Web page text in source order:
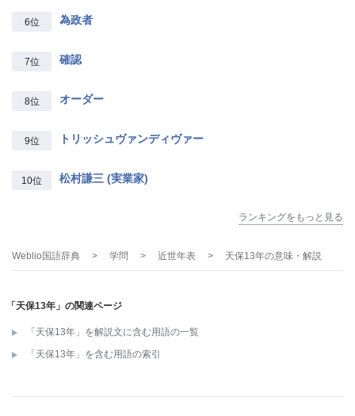
6位 為政者
7位 確認
8位 オーダー
9位 トリッシュヴァンディヴァー
10位 松村謙三 (実業家)
ランキングをもっと見る
Weblio国語辞典 > 学問 > 近世年表 > 天保13年の意味・解説
「天保13年」の関連ページ
「天保13年」を解説文に含む用語の一覧
「天保13年」を含む用語の索引